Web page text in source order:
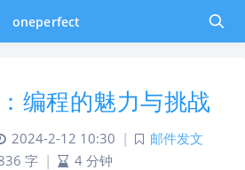
oneperfect
编程的魅力与挑战
2024-2-12 10:30 |
邮件发文
字 | 4 分钟